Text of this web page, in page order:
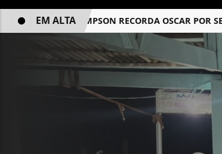
EMMA THOMPSON RECORDA OSCAR POR SEU
EM ALTA